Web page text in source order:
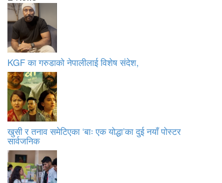
KGF का गरुडाको नेपालीलाई विशेष संदेश,
खुसी र तनाव समेटिएका ‘बाः एक योद्धा’का दुई नयाँ पोस्टर
सार्वजनिक